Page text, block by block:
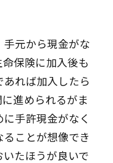
元から現金がな
保険に加入後も
れば加入したら
進められるがま
手許現金がなく
ことが想像でき
たほうが良いで